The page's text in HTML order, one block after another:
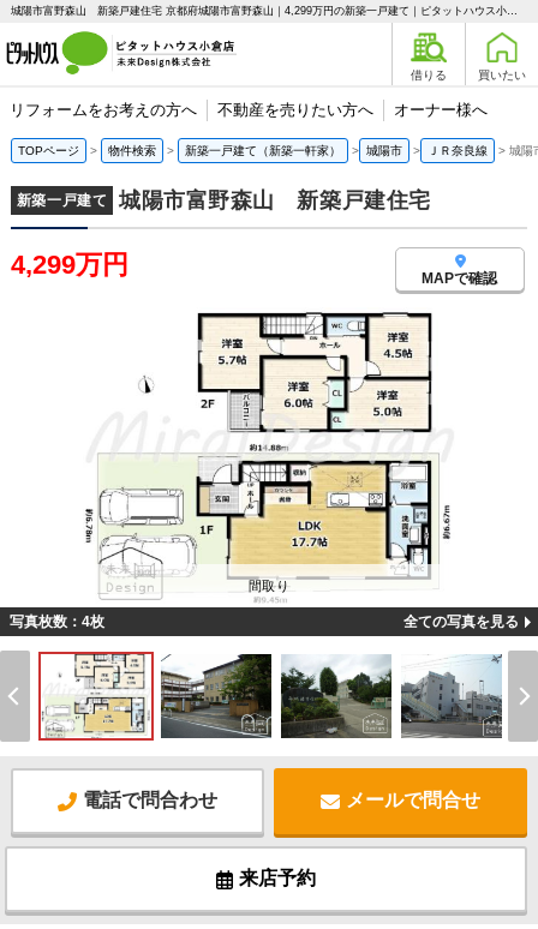
城陽市富野森山 新築戸建住宅 京都府城陽市富野森山｜4,299万円の新築一戸建て｜ピタットハウス小倉店 未来Design株式会社
借りる 買いたい
リフォームをお考えの方へ 不動産を売りたい方へ オーナー様へ
TOPページ 物件検索 新築一戸建て（新築一軒家） 城陽市 ＪＲ奈良線 城陽
新築一戸建て 城陽市富野森山 新築戸建住宅
4,299万円 MAPで確認
間取り
写真枚数：4枚 全ての写真を見る
電話で問合わせ メールで問合せ
来店予約